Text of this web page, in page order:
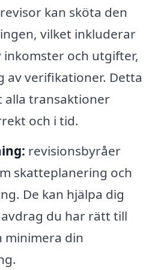
kan sköta den
vilket inkluderar
och utgifter,
av verifikationer. Detta
alla transaktioner
och i tid.
revisionsbyråer
skatteplanering och
De kan hjälpa dig
du har rätt till
minimera din